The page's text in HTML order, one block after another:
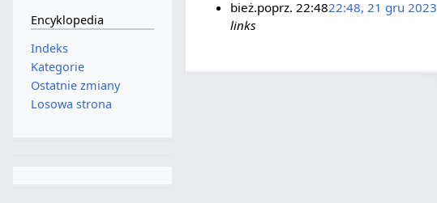
bież.poprz. 22:4822:48, 21 gru 2023
links
Encyklopedia
Indeks
Kategorie
Ostatnie zmiany
Losowa strona